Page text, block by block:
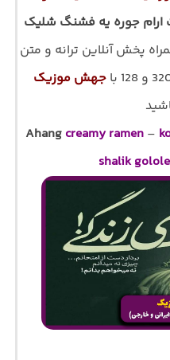
ارام جوره یه فشنگ شلیک
پخش آنلاین ترانه و متن
جهش موزیک
Ahang creamy ramen –
shalik